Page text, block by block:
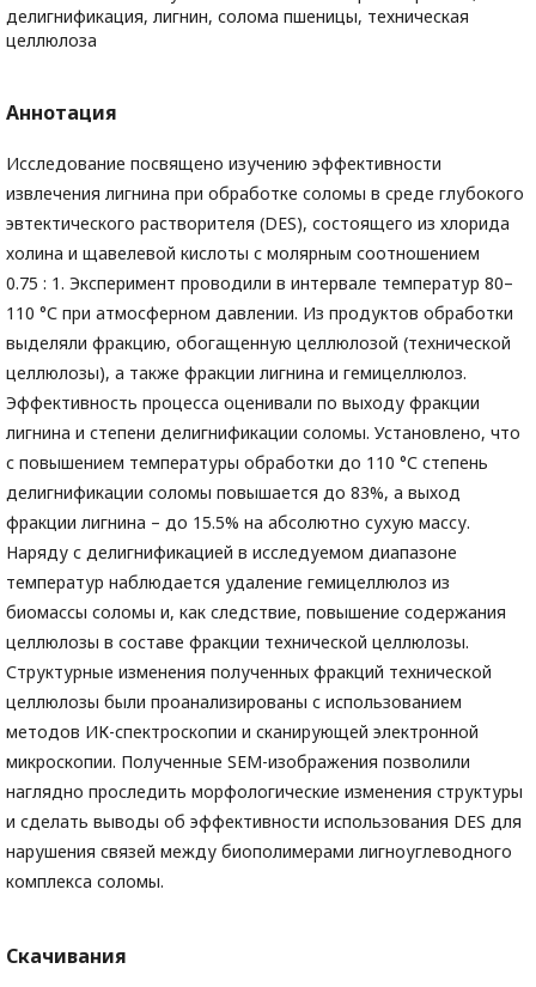
делигнификация, лигнин, солома пшеницы, техническая
целлюлоза
Аннотация
Исследование посвящено изучению эффективности
извлечения лигнина при обработке соломы в среде глубокого
эвтектического растворителя (DES), состоящего из хлорида
холина и щавелевой кислоты с молярным соотношением
0.75 : 1. Эксперимент проводили в интервале температур 80–
110 °С при атмосферном давлении. Из продуктов обработки
выделяли фракцию, обогащенную целлюлозой (технической
целлюлозы), а также фракции лигнина и гемицеллюлоз.
Эффективность процесса оценивали по выходу фракции
лигнина и степени делигнификации соломы. Установлено, что
с повышением температуры обработки до 110 °С степень
делигнификации соломы повышается до 83%, а выход
фракции лигнина – до 15.5% на абсолютно сухую массу.
Наряду с делигнификацией в исследуемом диапазоне
температур наблюдается удаление гемицеллюлоз из
биомассы соломы и, как следствие, повышение содержания
целлюлозы в составе фракции технической целлюлозы.
Структурные изменения полученных фракций технической
целлюлозы были проанализированы с использованием
методов ИК-спектроскопии и сканирующей электронной
микроскопии. Полученные SEM-изображения позволили
наглядно проследить морфологические изменения структуры
и сделать выводы об эффективности использования DES для
нарушения связей между биополимерами лигноуглеводного
комплекса соломы.
Скачивания